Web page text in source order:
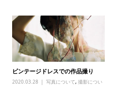
ビンテージドレスでの作品撮り
2020.03.28 写真について, 撮影につい